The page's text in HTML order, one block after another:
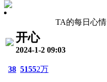
TA的每日心情
开心
2024-1-2 09:03
38 51552万